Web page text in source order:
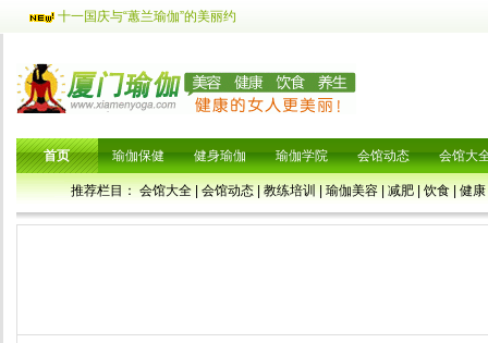
十一国庆与“蕙兰瑜伽”的美丽约
首页
推荐栏目：会馆大全|会馆动态|教练培训|瑜伽美容|减肥|饮食|健康
瑜伽保健 健身瑜伽 瑜伽学院 会馆动态 会馆大